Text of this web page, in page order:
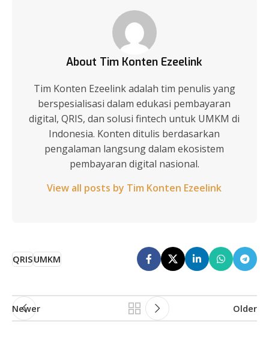
About Tim Konten Ezeelink
Tim Konten Ezeelink adalah tim penulis yang
berspesialisasi dalam edukasi pembayaran
digital, QRIS, dan solusi fintech untuk UMKM di
Indonesia. Konten ditulis berdasarkan
pengalaman langsung dalam ekosistem
pembayaran digital nasional.
View all posts by Tim Konten Ezeelink
QRISUMKM
Newer Older